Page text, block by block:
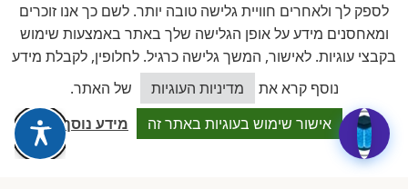
תהליך הצטרפות פשוט ומהיר. דמי חברות שנתיים, ביטול בכל
עת לפי תקנון.
הצטרפות לעמותה דיברו איתי
לספק לך ולאחרים חוויית גלישה טובה יותר. לשם כך אנו זוכרים
ומאחסנים מידע על אופן הגלישה שלך באתר באמצעות שימוש
בקבצי עוגיות. לאישור, המשך גלישה כרגיל. לחלופין, לקבלת מידע
נוסף קרא את
מדיניות העוגיות
של האתר.
אישור שימוש בעוגיות באתר זה
מידע נוסף
כיצד אוכל לסייע?